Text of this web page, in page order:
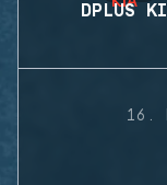
DPLUS
16.